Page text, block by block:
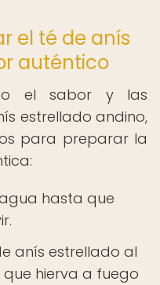
el té de anís
auténtico
el sabor y las
estrellado andino,
para preparar la
hasta que
anís estrellado al
hierva a fuego